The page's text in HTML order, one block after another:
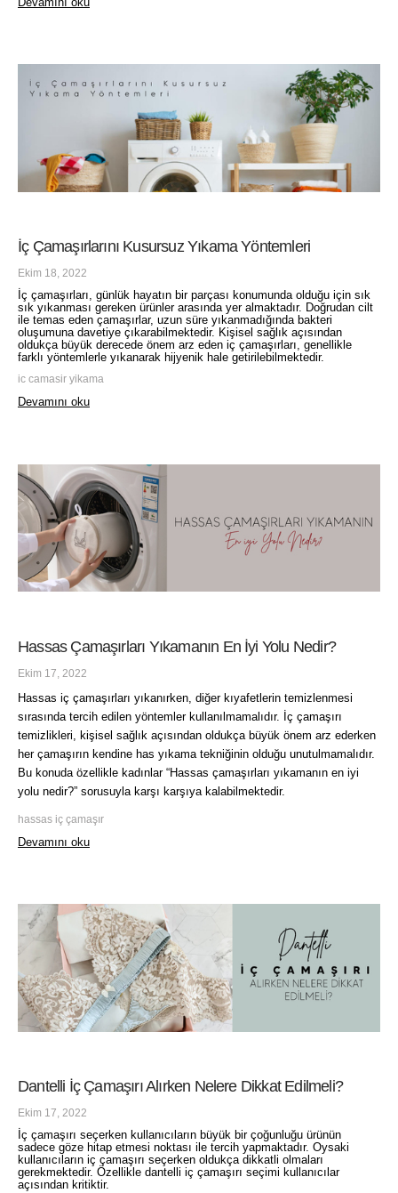
İç Çamaşırlarını Kusursuz Yıkama Yöntemleri
Ekim 18, 2022
İç çamaşırları, günlük hayatın bir parçası konumunda olduğu için sık
sık yıkanması gereken ürünler arasında yer almaktadır. Doğrudan cilt
ile temas eden çamaşırlar, uzun süre yıkanmadığında bakteri
oluşumuna davetiye çıkarabilmektedir. Kişisel sağlık açısından
oldukça büyük derecede önem arz eden iç çamaşırları, genellikle
farklı yöntemlerle yıkanarak hijyenik hale getirilebilmektedir.
ic camasir yikama
Devamını oku
Hassas Çamaşırları Yıkamanın En İyi Yolu Nedir?
Ekim 17, 2022
Hassas iç çamaşırları yıkanırken, diğer kıyafetlerin temizlenmesi
sırasında tercih edilen yöntemler kullanılmamalıdır. İç çamaşırı
temizlikleri, kişisel sağlık açısından oldukça büyük önem arz ederken
her çamaşırın kendine has yıkama tekniğinin olduğu unutulmamalıdır.
Bu konuda özellikle kadınlar “Hassas çamaşırları yıkamanın en iyi
yolu nedir?” sorusuyla karşı karşıya kalabilmektedir.
hassas iç çamaşır
Devamını oku
Dantelli İç Çamaşırı Alırken Nelere Dikkat Edilmeli?
Ekim 17, 2022
İç çamaşırı seçerken kullanıcıların büyük bir çoğunluğu ürünün
sadece göze hitap etmesi noktası ile tercih yapmaktadır. Oysaki
kullanıcıların iç çamaşırı seçerken oldukça dikkatli olmaları
gerekmektedir. Özellikle dantelli iç çamaşırı seçimi kullanıcılar
açısından kritiktir.